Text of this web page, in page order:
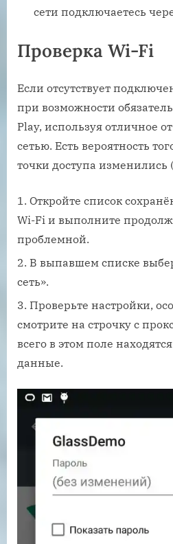
сети подключаетесь
Проверка Wi-Fi
Если отсутствует
при возможности
Play, используя отличное
сетью. Есть вероятность
точки доступа изменились
Откройте список
Wi-Fi и выполните
проблемной.
В выпавшем списке
сеть».
Проверьте настройки,
смотрите на строчку с
всего в этом поле
данные.